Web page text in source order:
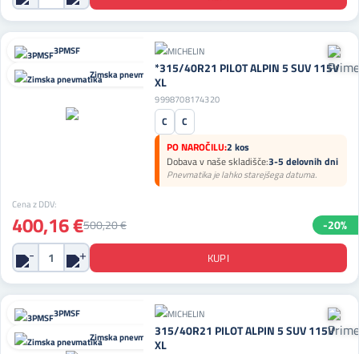
3PMSF
Zimska pnevmatika*315/40R21 PILOT ALPIN 5 SUV 115V
XL
9998708174320
C
C
PO NAROČILU:2 kos
Dobava v naše skladišče:3-5 delovnih dni
Pnevmatika je lahko starejšega datuma.
Cena z DDV:
400,16 €500,20 € -20%
3PMSF
Zimska pnevmatika315/40R21 PILOT ALPIN 5 SUV 115V
XL